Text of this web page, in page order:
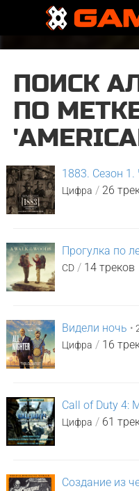
ПОИСК
ПО
1883. Сезон 1.
Цифра / 26
Прогулка по
CD / 14 треков
Видели ночь •
Цифра / 16
Call of Duty 4:
Цифра / 61
Создание из